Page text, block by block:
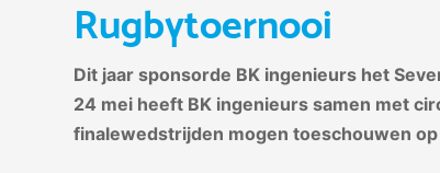
Rugbytoernooi
Dit jaar sponsorde BK ingenieurs het
24 mei heeft BK ingenieurs samen met
finalewedstrijden mogen toeschouwen